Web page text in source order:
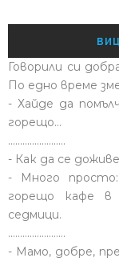
Говорили си
По едно време
- Хайде да
горещо...
........................
- Как да се
- Много
горещо кафе в
седмици.
........................
- Мамо, добре,